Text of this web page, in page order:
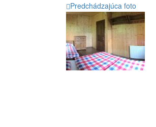
Predchádzajúca foto